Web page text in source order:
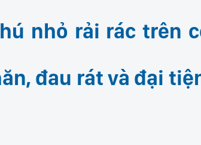
nhỏ rải rác trên
đau rát và đại